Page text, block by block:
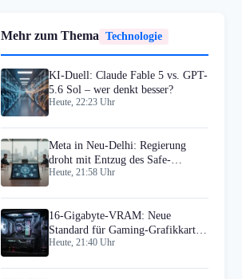
Mehr zum Thema Technologie
KI-Duell: Claude Fable 5 vs. GPT-
5.6 Sol – wer denkt besser?
Heute, 22:23 Uhr
Meta in Neu-Delhi: Regierung
droht mit Entzug des Safe-
Harbour-Schutzes
Heute, 21:58 Uhr
16-Gigabyte-VRAM: Neue
Standard für Gaming-Grafikkarten
ab August
Heute, 21:40 Uhr